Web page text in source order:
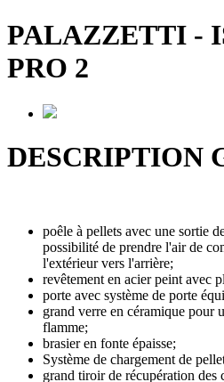
PALAZZETTI -
PRO 2
DESCRIPTION
poêle à pellets avec une sortie
possibilité de prendre l'air de
l'extérieur vers l'arrière;
revêtement en acier peint avec
porte avec système de porte
grand verre en céramique pour
flamme;
brasier en fonte épaisse;
Système de chargement de
grand tiroir de récupération des